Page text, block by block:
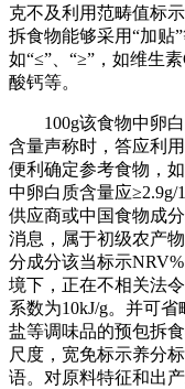
克不及利用范畴值标
拆食物能够采用“加贴
如“≤”、“≥”，如维生
酸钙等。
100g该食物中卵白
含量声称时，答应利
便利确定参考食物，
中卵白质含量应≥2.9g/
供应商或中国食物成
消息，属于初级农产
分成分该当标示
境下，正在不相关法
系数为10kJ/g。并可
盐等调味品的预包拆
尺度，宽免标示养分
语。对原料特征和出